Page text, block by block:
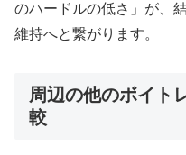
のハードルの低さ」が、
維持へと繋がります。
周辺の他のボイト
較